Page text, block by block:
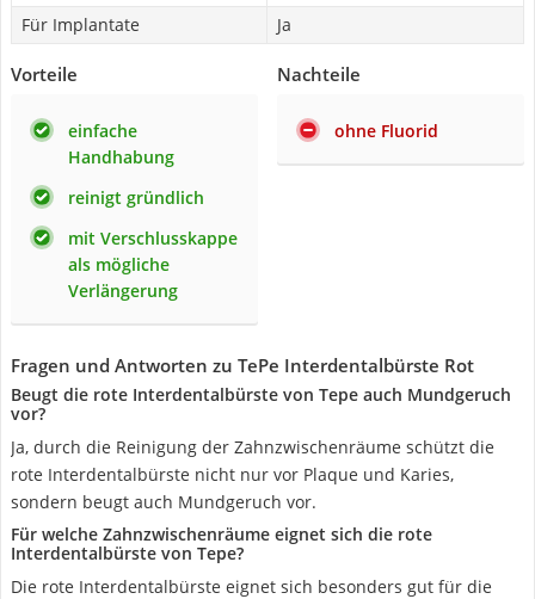
Für Implantate
Ja
Vorteile
einfache
Handhabung
reinigt gründlich
mit Verschlusskappe
als mögliche
Verlängerung
Nachteile
ohne Fluorid
Fragen und Antworten zu TePe Interdentalbürste Rot
Beugt die rote Interdentalbürste von Tepe auch Mundgeruch
vor?
Ja, durch die Reinigung der Zahnzwischenräume schützt die
rote Interdentalbürste nicht nur vor Plaque und Karies,
sondern beugt auch Mundgeruch vor.
Für welche Zahnzwischenräume eignet sich die rote
Interdentalbürste von Tepe?
Die rote Interdentalbürste eignet sich besonders gut für die